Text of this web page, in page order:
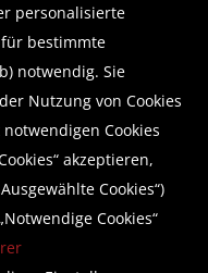
Finden!
/75 278
personalisierte
bestimmte
notwendig. Sie
Nutzung von Cookies
Cookies
akzeptieren,
Cookies“)
Cookies“